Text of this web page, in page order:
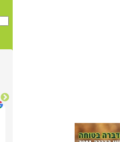
מנריה לויאני. הוא הגיע תוך שעה,
ביצע את העבודה מהר ונתן לנו
הסברים ברורים. כל הכבוד!